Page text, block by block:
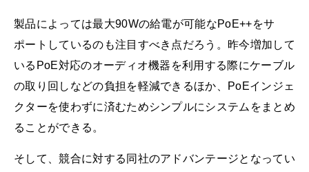
製品によっては最大90Wの給電が可能なPoE++をサ
ポートしているのも注目すべき点だろう。昨今増加して
いるPoE対応のオーディオ機器を利用する際にケーブル
の取り回しなどの負担を軽減できるほか、PoEインジェ
クターを使わずに済むためシンプルにシステムをまとめ
ることができる。
そして、競合に対する同社のアドバンテージとなってい